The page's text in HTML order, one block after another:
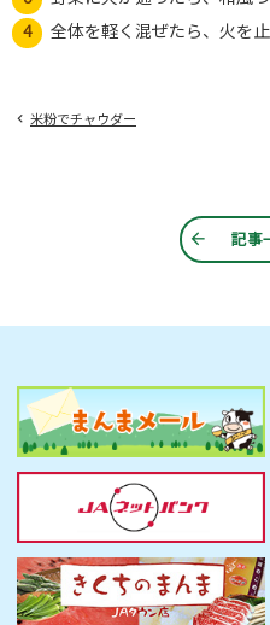
全体を軽く混ぜたら、火を
米粉でチャウダー
記事